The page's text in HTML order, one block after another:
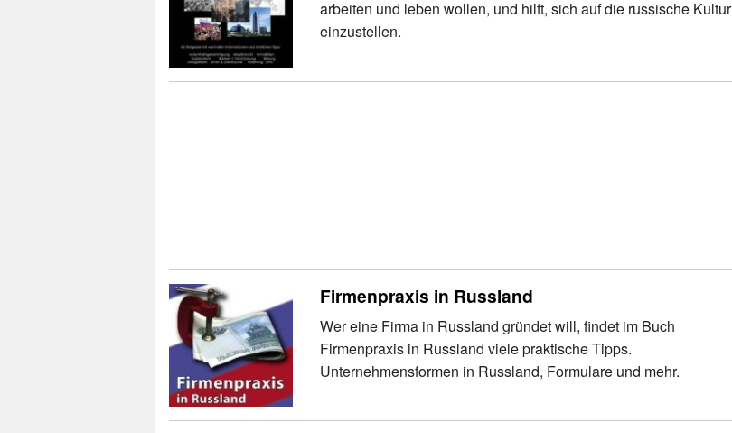
arbeiten und leben wollen, und hilft, sich auf die russische Kultur
einzustellen.
Firmenpraxis in Russland
Wer eine Firma in Russland gründet will, findet im Buch
Firmenpraxis in Russland viele praktische Tipps.
Unternehmensformen in Russland, Formulare und mehr.